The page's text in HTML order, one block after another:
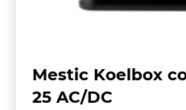
Mestic Koelbox
25 AC/DC